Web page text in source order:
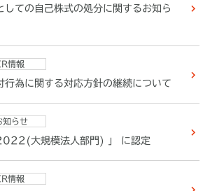
しての自己株式の処分に関するお知ら
情報
行為に関する対応方針の継続について
知らせ
大規模法人部門) 」 に認定
情報